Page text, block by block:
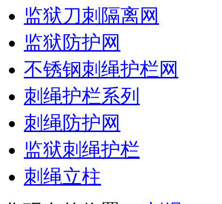
监狱刀刺隔离网
监狱防护网
不锈钢刺绳护栏网
刺绳护栏系列
刺绳防护网
监狱刺绳护栏
刺绳立柱